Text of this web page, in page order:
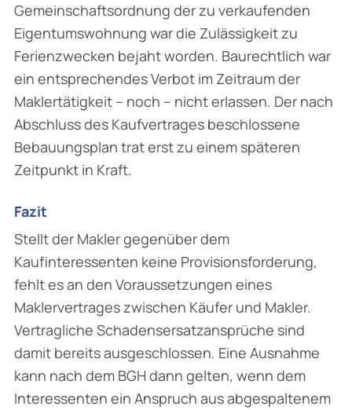
Gemeinschaftsordnung der zu verkaufenden
Eigentumswohnung war die Zulässigkeit zu
Ferienzwecken bejaht worden. Baurechtlich war
ein entsprechendes Verbot im Zeitraum der
Maklertätigkeit – noch – nicht erlassen. Der nach
Abschluss des Kaufvertrages beschlossene
Bebauungsplan trat erst zu einem späteren
Zeitpunkt in Kraft.
Fazit
Stellt der Makler gegenüber dem
Kaufinteressenten keine Provisionsforderung,
fehlt es an den Voraussetzungen eines
Maklervertrages zwischen Käufer und Makler.
Vertragliche Schadensersatzansprüche sind
damit bereits ausgeschlossen. Eine Ausnahme
kann nach dem BGH dann gelten, wenn dem
Interessenten ein Anspruch aus abgespaltenem